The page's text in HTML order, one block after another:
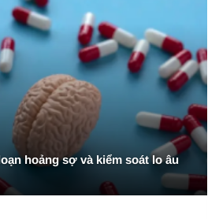
hoảng sợ và kiểm soát lo âu